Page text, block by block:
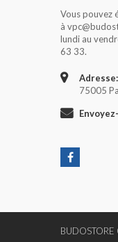
Vous pouvez
à
lundi au
63 33.
Adresse:
75005